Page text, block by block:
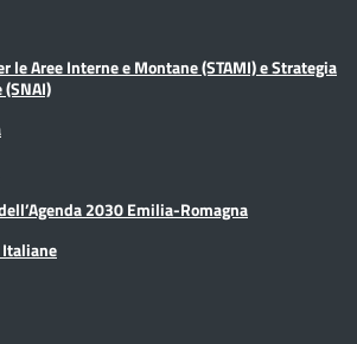
le Aree Interne e Montane (STAMI) e Strategia
2030 Emilia-Romagna
Italiane